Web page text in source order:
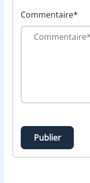
Commentaire*
Publier